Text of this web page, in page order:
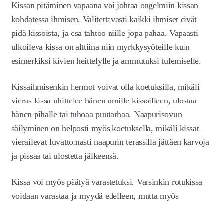
Kissan pitäminen vapaana voi johtaa ongelmiin kissan
kohdatessa ihmisen. Valitettavasti kaikki ihmiset eivät
pidä kissoista, ja osa tahtoo niille jopa pahaa. Vapaasti
ulkoileva kissa on alttiina niin myrkkysyöteille kuin
esimerkiksi kivien heittelylle ja ammutuksi tulemiselle.
Kissaihmisenkin hermot voivat olla koetuksilla, mikäli
vieras kissa uhittelee hänen omille kissoilleen, ulostaa
hänen pihalle tai tuhoaa puutarhaa. Naapurisovun
säilyminen on helposti myös koetuksella, mikäli kissat
vierailevat luvattomasti naapurin terassilla jättäen karvoja
ja pissaa tai ulostetta jälkeensä.
Kissa voi myös päätyä varastetuksi. Varsinkin rotukissa
voidaan varastaa ja myydä edelleen, mutta myös